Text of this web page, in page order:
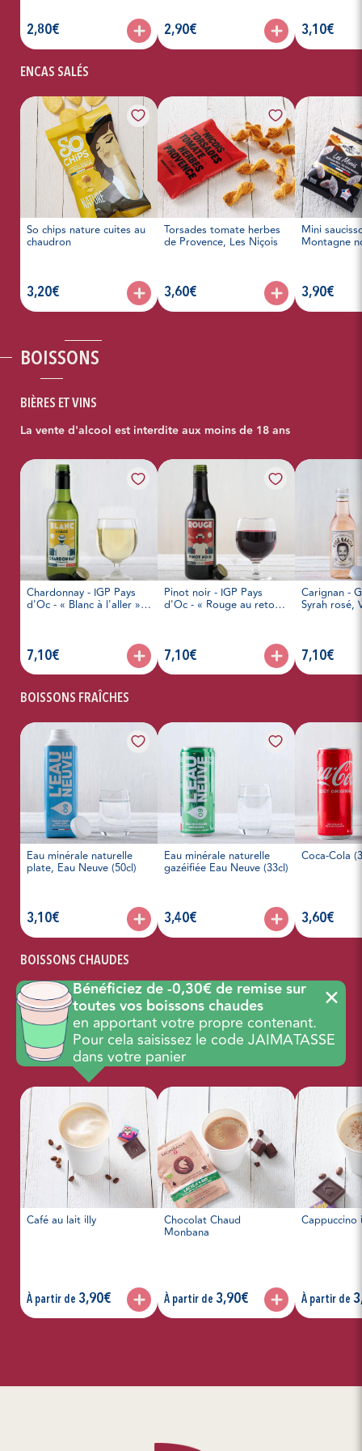
articles, prix :
2,80€ articles, prix :
2,90€ articles, prix :
3,10€
ENCAS SALÉS
So chips nature cuites au
chaudron
articles, prix :
3,20€
Torsades tomate herbes
de Provence, Les Niçois
articles, prix :
3,60€
Mini
Montagne
articles, prix :
3,90€
BOISSONS
BIÈRES ET VINS
La vente d'alcool est interdite aux moins de 18 ans
Chardonnay - IGP Pays
d'Oc - « Blanc à l'aller »
articles, prix :
7,10€
Pinot noir - IGP Pays
d'Oc - « Rouge au retour
articles, prix :
7,10€
Carignan -
Syrah rosé,
articles, prix :
7,10€
BOISSONS FRAÎCHES
Eau minérale naturelle
plate, Eau Neuve (50cl)
articles, prix :
3,10€
Eau minérale naturelle
gazéifiée Eau Neuve (33cl)
articles, prix :
3,40€
Coca-Cola
articles, prix :
3,60€
BOISSONS CHAUDES
Bénéficiez de -0,30€ de remise sur
toutes vos boissons chaudes
en apportant votre propre contenant.
Pour cela saisissez le code JAIMATASSE
dans votre panier
✕
Café au lait illy
articles, prix :
À partir de 3,90€
Chocolat Chaud
Monbana
articles, prix :
À partir de 3,90€
Cappuccino
articles, prix :
À partir de